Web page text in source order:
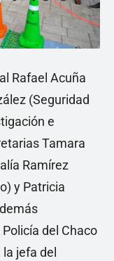
Rafael Acuña
(Seguridad
e
Tamara
Ramírez
y Patricia
del Chaco
jefa del